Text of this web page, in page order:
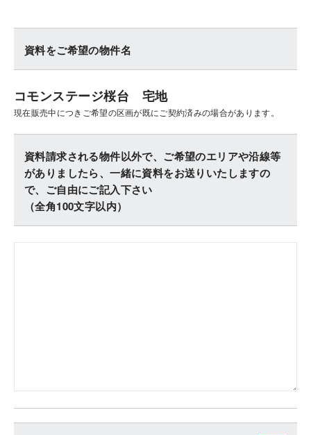
資料をご希望の物件名
コモンステージ桜台 宅地
現在販売中につきご希望の区画が既にご契約済みの場合があります。
資料請求される物件以外で、ご希望のエリアや沿線等
がありましたら、一緒に資料をお送りいたしますの
で、ご自由にご記入下さい
（全角100文字以内）